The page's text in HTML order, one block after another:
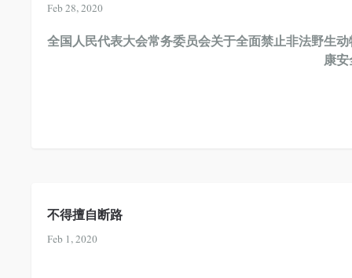
Feb 28, 2020
全国人民代表大会常务委员会关于全面禁止非法野生
康
不得擅自断路
Feb 1, 2020